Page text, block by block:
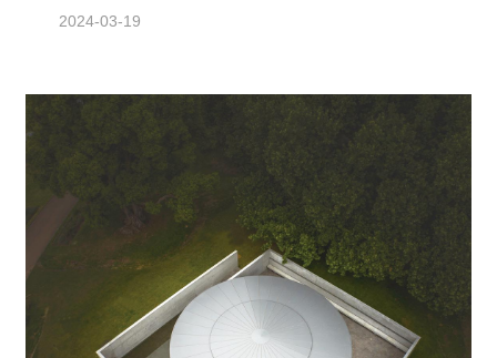
宿，期望以自家飯店的特色，成為介紹在地文化的
2024-03-19